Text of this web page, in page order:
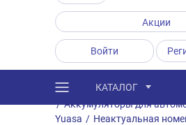
Акции
Войти
КАТАЛОГ
Каталог / Товары
/ Аккумуляторы для
Yuasa / Неактуальная